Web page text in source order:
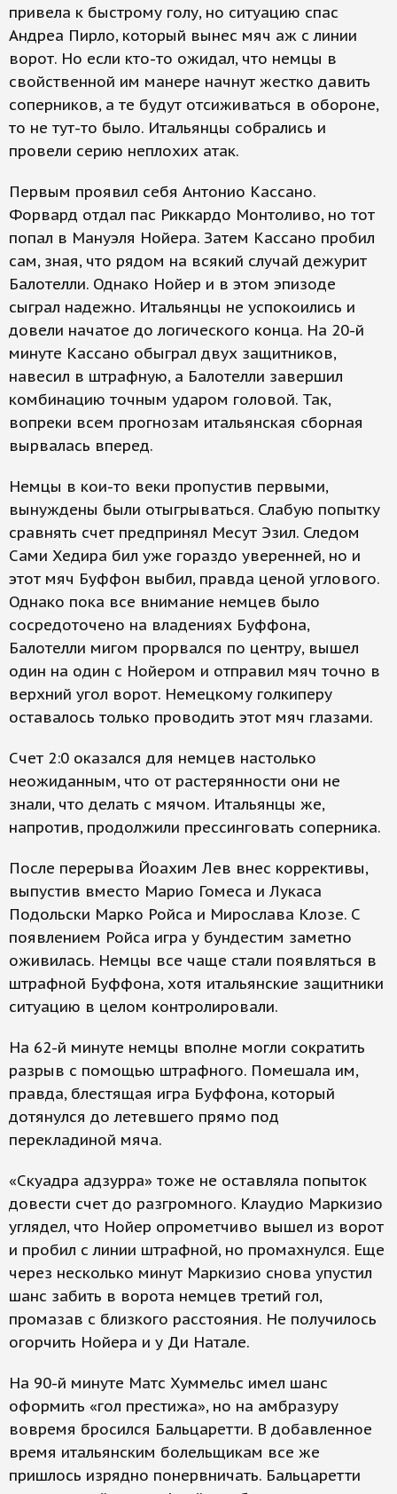
привела к быстрому голу, но ситуацию спас
Андреа Пирло, который вынес мяч аж с линии
ворот. Но если кто-то ожидал, что немцы в
свойственной им манере начнут жестко давить
соперников, а те будут отсиживаться в обороне,
то не тут-то было. Итальянцы собрались и
провели серию неплохих атак.
Первым проявил себя Антонио Кассано.
Форвард отдал пас Риккардо Монтоливо, но тот
попал в Мануэля Нойера. Затем Кассано пробил
сам, зная, что рядом на всякий случай дежурит
Балотелли. Однако Нойер и в этом эпизоде
сыграл надежно. Итальянцы не успокоились и
довели начатое до логического конца. На 20-й
минуте Кассано обыграл двух защитников,
навесил в штрафную, а Балотелли завершил
комбинацию точным ударом головой. Так,
вопреки всем прогнозам итальянская сборная
вырвалась вперед.
Немцы в кои-то веки пропустив первыми,
вынуждены были отыгрываться. Слабую попытку
сравнять счет предпринял Месут Эзил. Следом
Сами Хедира бил уже гораздо уверенней, но и
этот мяч Буффон выбил, правда ценой углового.
Однако пока все внимание немцев было
сосредоточено на владениях Буффона,
Балотелли мигом прорвался по центру, вышел
один на один с Нойером и отправил мяч точно в
верхний угол ворот. Немецкому голкиперу
оставалось только проводить этот мяч глазами.
Счет 2:0 оказался для немцев настолько
неожиданным, что от растерянности они не
знали, что делать с мячом. Итальянцы же,
напротив, продолжили прессинговать соперника.
После перерыва Йоахим Лев внес коррективы,
выпустив вместо Марио Гомеса и Лукаса
Подольски Марко Ройса и Мирослава Клозе. С
появлением Ройса игра у бундестим заметно
оживилась. Немцы все чаще стали появляться в
штрафной Буффона, хотя итальянские защитники
ситуацию в целом контролировали.
На 62-й минуте немцы вполне могли сократить
разрыв с помощью штрафного. Помешала им,
правда, блестящая игра Буффона, который
дотянулся до летевшего прямо под
перекладиной мяча.
«Скуадра адзурра» тоже не оставляла попыток
довести счет до разгромного. Клаудио Маркизио
углядел, что Нойер опрометчиво вышел из ворот
и пробил с линии штрафной, но промахнулся. Еще
через несколько минут Маркизио снова упустил
шанс забить в ворота немцев третий гол,
промазав с близкого расстояния. Не получилось
огорчить Нойера и у Ди Натале.
На 90-й минуте Матс Хуммельс имел шанс
оформить «гол престижа», но на амбразуру
вовремя бросился Бальцаретти. В добавленное
время итальянским болельщикам все же
пришлось изрядно понервничать. Бальцаретти